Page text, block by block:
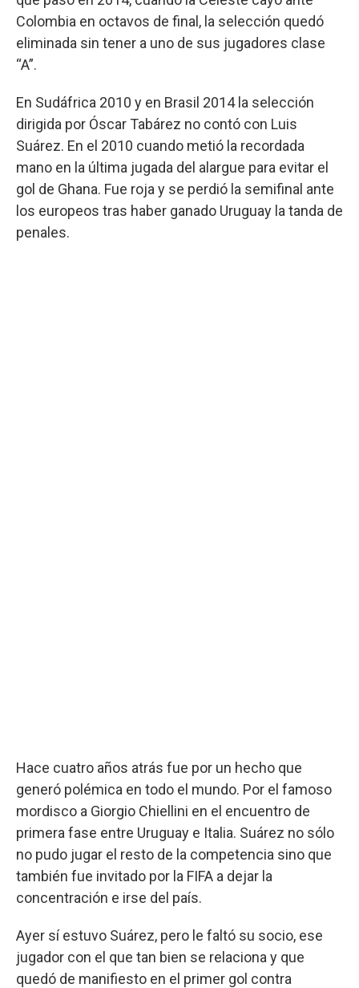
Colombia en octavos de final, la selección quedó
eliminada sin tener a uno de sus jugadores clase
“A”.
En Sudáfrica 2010 y en Brasil 2014 la selección
dirigida por Óscar Tabárez no contó con Luis
Suárez. En el 2010 cuando metió la recordada
mano en la última jugada del alargue para evitar el
gol de Ghana. Fue roja y se perdió la semifinal ante
los europeos tras haber ganado Uruguay la tanda de
penales.
Hace cuatro años atrás fue por un hecho que
generó polémica en todo el mundo. Por el famoso
mordisco a Giorgio Chiellini en el encuentro de
primera fase entre Uruguay e Italia. Suárez no sólo
no pudo jugar el resto de la competencia sino que
también fue invitado por la FIFA a dejar la
concentración e irse del país.
Ayer sí estuvo Suárez, pero le faltó su socio, ese
jugador con el que tan bien se relaciona y que
quedó de manifiesto en el primer gol contra